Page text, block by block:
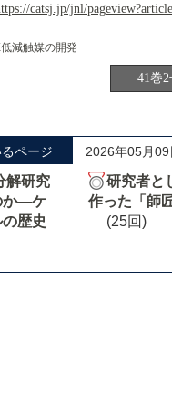
catsj.jp/jnl/
減触媒の開発
41巻
ページ 2026年05月
解研究
か―ケ
歴史
研究者と
作った「師
(25回)